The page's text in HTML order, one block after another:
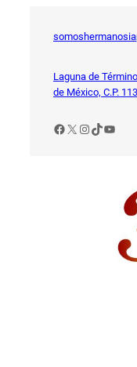
Laguna de
de México, C.P.
Facebook
X Instagram
TikTok